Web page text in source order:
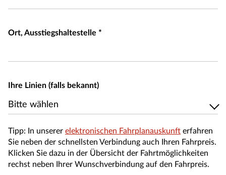
Ort, Ausstiegshaltestelle *
Ihre Linien (falls bekannt)
Bitte wählen
Bitte wählen
Tipp: In unserer elektronischen Fahrplanauskunft erfahren
Sie neben der schnellsten Verbindung auch Ihren Fahrpreis.
Klicken Sie dazu in der Übersicht der Fahrtmöglichkeiten
rechst neben Ihrer Wunschverbindung auf den Fahrpreis.